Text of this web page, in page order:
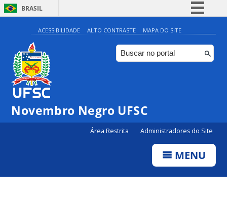
BRASIL
Simplifique!
Comunica BR
Participe
ACESSIBILIDADE ALTO CONTRASTE MAPA DO SITE
Novembro Negro UFSC
Área Restrita Administradores do Site
MENU